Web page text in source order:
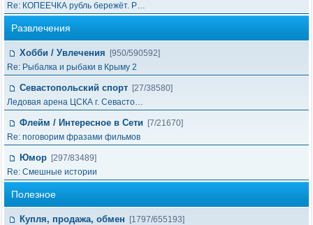
Re: КОПЕЕЧКА рубль бережёт. Р…
Развлечения
Хобби / Увлечения
[950/590592]
Re: Рыбалка и рыбаки в Крыму 2
Севастопольский спорт [27/38580]
Ледовая арена ЦСКА г. Севасто…
Флейм / Интересное в Cети
[7/21670]
Re: поговорим фразами фильмов
Юмор [297/83489]
Re: Смешные истории
Полезное
Купля, продажа, обмен
[1797/655193]